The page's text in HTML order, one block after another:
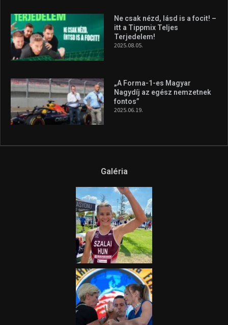
Ne csak nézd, lásd is a focit! –
itt a Tippmix Teljes
Terjedelem!
2025.08.05.
„A Forma-1-es Magyar
Nagydíj az egész nemzetnek
fontos”
2025.06.19.
Galéria